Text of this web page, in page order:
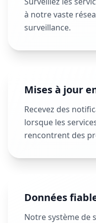
à notre vaste
surveillance.
Mises à jour
Recevez des
lorsque les
rencontrent des
Données
Notre système de